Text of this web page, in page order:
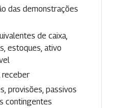
das demonstrações
de caixa,
estoques, ativo
receber
provisões, passivos
contingentes